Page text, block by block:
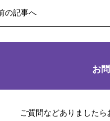
の記事へ
お
ご質問などありました